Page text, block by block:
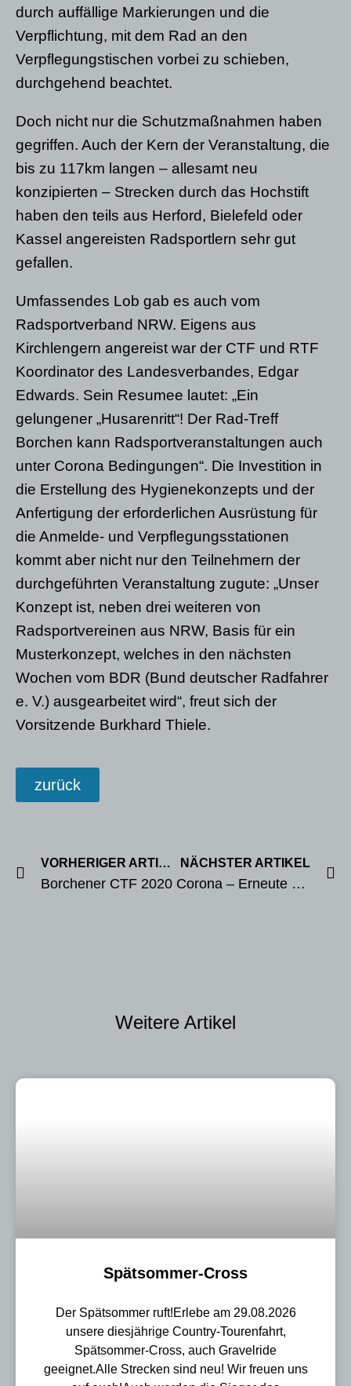
durch auffällige Markierungen und die
Verpflichtung, mit dem Rad an den
Verpflegungstischen vorbei zu schieben,
durchgehend beachtet.
Doch nicht nur die Schutzmaßnahmen haben
gegriffen. Auch der Kern der Veranstaltung, die
bis zu 117km langen – allesamt neu
konzipierten – Strecken durch das Hochstift
haben den teils aus Herford, Bielefeld oder
Kassel angereisten Radsportlern sehr gut
gefallen.
Umfassendes Lob gab es auch vom
Radsportverband NRW. Eigens aus
Kirchlengern angereist war der CTF und RTF
Koordinator des Landesverbandes, Edgar
Edwards. Sein Resumee lautet: „Ein
gelungener „Husarenritt“! Der Rad-Treff
Borchen kann Radsportveranstaltungen auch
unter Corona Bedingungen“. Die Investition in
die Erstellung des Hygienekonzepts und der
Anfertigung der erforderlichen Ausrüstung für
die Anmelde- und Verpflegungsstationen
kommt aber nicht nur den Teilnehmern der
durchgeführten Veranstaltung zugute: „Unser
Konzept ist, neben drei weiteren von
Radsportvereinen aus NRW, Basis für ein
Musterkonzept, welches in den nächsten
Wochen vom BDR (Bund deutscher Radfahrer
e. V.) ausgearbeitet wird“, freut sich der
Vorsitzende Burkhard Thiele.
zurück
VORHERIGER ARTIKEL
Borchener CTF 2020
NÄCHSTER ARTIKEL
Corona – Erneute Einstellung des Trainingsbetriebs
Weitere Artikel
Spätsommer-Cross
Der Spätsommer ruft!Erlebe am 29.08.2026
unsere diesjährige Country-Tourenfahrt,
Spätsommer-Cross, auch Gravelride
geeignet.Alle Strecken sind neu! Wir freuen uns